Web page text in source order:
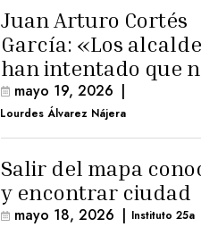
Juan Arturo Cortés
García: «Los
han intentado que
exista el terreno
comunal»
mayo 19, 2026 |
Lourdes Álvarez Nájera
Salir del mapa
y encontrar ciudad
mayo 18, 2026 | Instituto 25a